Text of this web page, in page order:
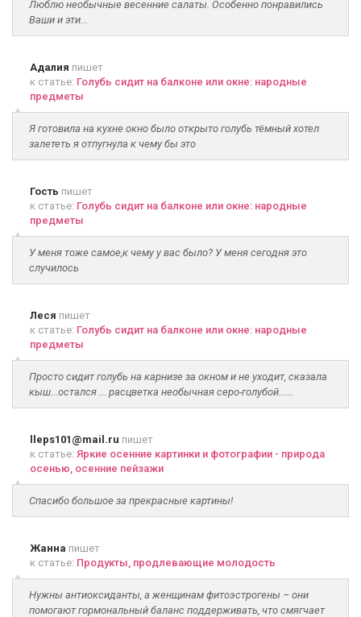
Люблю необычные весенние салаты. Особенно понравились
Ваши и эти...
Адалия пишет
к статье: Голубь сидит на балконе или окне: народные
предметы
Я готовила на кухне окно было открыто голубь тёмный хотел
залететь я отпугнула к чему бы это
Гость пишет
к статье: Голубь сидит на балконе или окне: народные
предметы
У меня тоже самое,к чему у вас было? У меня сегодня это
случилось
Леся пишет
к статье: Голубь сидит на балконе или окне: народные
предметы
Просто сидит голубь на карнизе за окном и не уходит, сказала
кыш...остался ... расцветка необычная серо-голубой......
lleps101@mail.ru пишет
к статье: Яркие осенние картинки и фотографии - природа
осенью, осенние пейзажи
Спасибо большое за прекрасные картины!
Жанна пишет
к статье: Продукты, продлевающие молодость
Нужны антиоксиданты, а женщинам фитоэстрогены – они
помогают гормональный баланс поддерживать, что смягчает